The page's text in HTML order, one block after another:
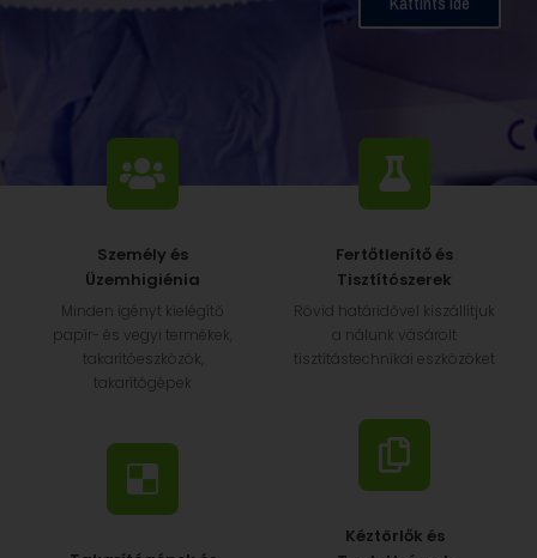
Vileda Ultramax felmosószett
Vileda Ultramax felmosószett
Vileda Ultramax felmosószett
Személy és
Üzemhigiénia
Minden igényt kielégítő
papír- és vegyi termékek,
takarítóeszközök,
takarítógépek
Fertőtlenítő és
Tisztítószerek
Rövid határidővel kiszállítjuk
a nálunk vásárolt
tisztítástechnikai eszközöket
Kéztörlők és